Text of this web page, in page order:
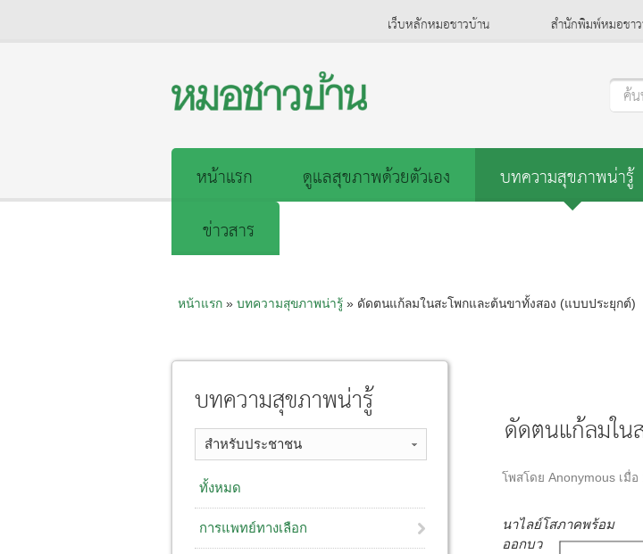
เว็บหลักหมอชาวบ้าน สำนักพิมพ์หมอชา
ค้
หน้าแรก ดูแลสุขภาพด้วยตัวเอง บทความสุขภาพน่ารู้
ข่าวสาร
หน้าแรก» บทความสุขภาพน่ารู้» ดัดตนแก้ลมในสะโพกและต้นขาทั้งสอง (แบบประยุกต์)
ดัดตนแก้ลมใน
โพสโดย Anonymous เมื่
นาไลย์โสภาคพร้อม
ออกบว
บทความสุขภาพน่ารู้
สำหรับประชาชน
ทั้งหมด
การแพทย์ทางเลือก